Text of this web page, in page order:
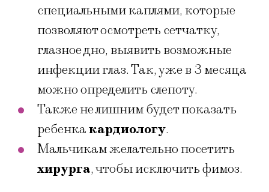
специальными каплями, которые
позволяют осмотреть сетчатку,
глазное дно, выявить возможные
инфекции глаз. Так, уже в 3 месяца
можно определить слепоту.
Также не лишним будет показать
ребенкакардиологу.
Мальчикам желательно посетить
хирурга, чтобы исключить фимоз.